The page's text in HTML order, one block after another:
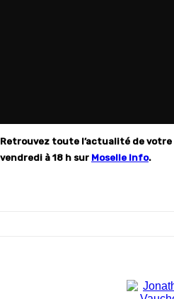
Retrouvez toute l’actualité de
vendredi à 18 h sur Moselle Info.